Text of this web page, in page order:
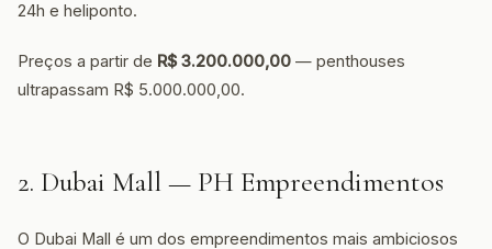
24h e heliponto.
Preços a partir de R$ 3.200.000,00 — penthouses
ultrapassam R$ 5.000.000,00.
2. Dubai Mall — PH Empreendimentos
O Dubai Mall é um dos empreendimentos mais ambiciosos